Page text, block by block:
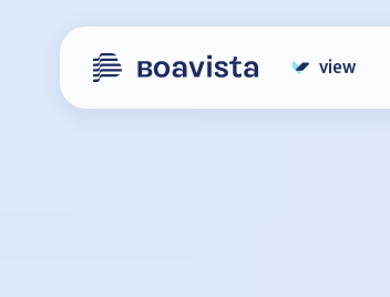
view